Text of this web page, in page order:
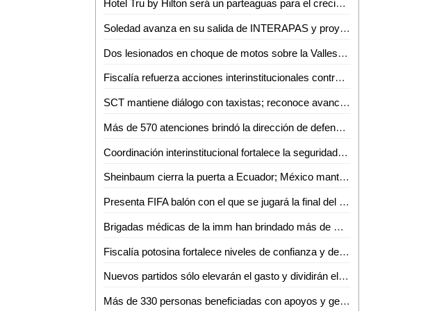
Hotel Tru by Hilton será un parteaguas para el crecimiento de Ciudad Valles: Sedeco
Soledad avanza en su salida de INTERAPAS y proyecta nuevas obras para la zona oriente
Dos lesionados en choque de motos sobre la Valles–Naranjo
Fiscalía refuerza acciones interinstitucionales contra delito de extorsión
SCT mantiene diálogo con taxistas; reconoce avances pero persisten malas prácticas
Más de 570 atenciones brindó la dirección de defensoría social durante mayo y junio en Ciudad Valles
Coordinación interinstitucional fortalece la seguridad y la paz en San Luis Potosí
Sheinbaum cierra la puerta a Ecuador; México mantiene demanda internacional
Presenta FIFA balón con el que se jugará la final del Mundial 2026
Brigadas médicas de la imm han brindado más de mil 250 atenciones gratuitas en Ciudad Valles
Fiscalía potosina fortalece niveles de confianza y de pronta atención ciudadana
Nuevos partidos sólo elevarán el gasto y dividirán el voto: Carlos Solares
Más de 330 personas beneficiadas con apoyos y gestiones de atención ciudadana durante junio